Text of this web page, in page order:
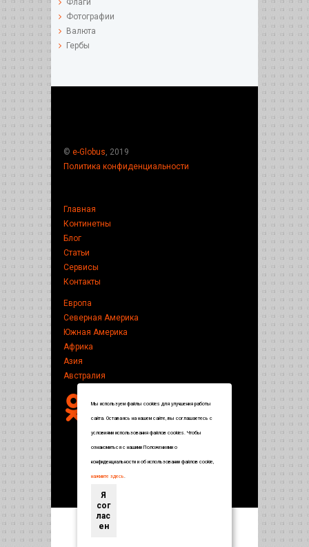
Флаги
Фотографии
Валюта
Гербы
© e-Globus, 2019
Политика конфиденциальности
Главная
Континетны
Блог
Статьи
Сервисы
Контакты
Европа
Северная Америка
Южная Америка
Африка
Азия
Австралия
Энциклопедия по странам и городам
Мы используем файлы cookies для улучшения работы
сайта. Оставаясь на нашем сайте, вы соглашаетесь с
условиями использования файлов cookies. Чтобы
ознакомиться с нашими Положениями о
конфиденциальности и об использовании файлов cookie,
нажмите здесь.
Я
сог
лас
ен